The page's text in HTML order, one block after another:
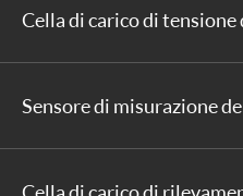
Cella di carico di tensione
Sensore di misurazione